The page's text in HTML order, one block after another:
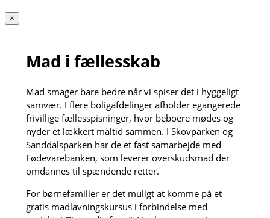
×
Mad i fællesskab
Mad smager bare bedre når vi spiser det i hyggeligt
samvær. I flere boligafdelinger afholder egangerede
frivillige fællesspisninger, hvor beboere mødes og
nyder et lækkert måltid sammen. I Skovparken og
Sanddalsparken har de et fast samarbejde med
Fødevarebanken, som leverer overskudsmad der
omdannes til spændende retter.
For børnefamilier er det muligt at komme på et
gratis madlavningskursus i forbindelse med